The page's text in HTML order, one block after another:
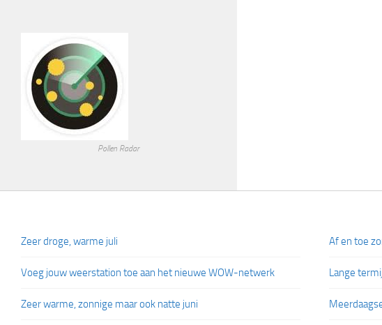
Pollen Radar
Zeer droge, warme juli
Voeg jouw weerstation toe aan het nieuwe WOW-netwerk
Zeer warme, zonnige maar ook natte juni
Af en toe
Lange